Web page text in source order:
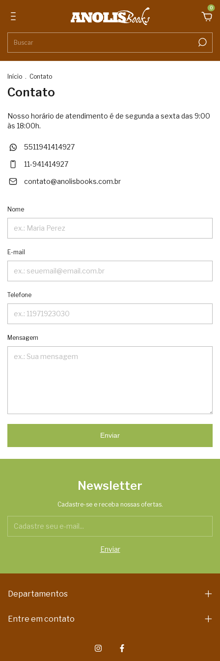
0
Início . Contato
Contato
Nosso horário de atendimento é de segunda a sexta das 9:00
às 18:00h.
5511941414927
11-941414927
contato@anolisbooks.com.br
Nome
E-mail
Telefone
Mensagem
Enviar
Newsletter
Cadastre-se e receba nossas ofertas.
Departamentos
Entre em contato